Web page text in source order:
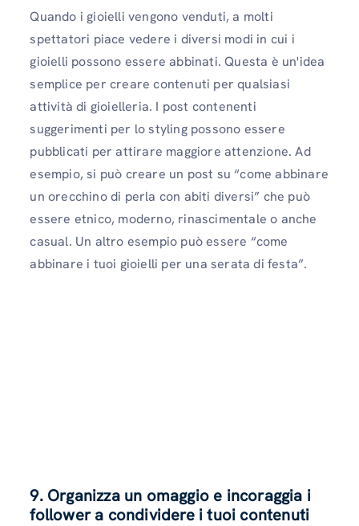
Quando i gioielli vengono venduti, a molti
spettatori piace vedere i diversi modi in cui i
gioielli possono essere abbinati. Questa è un'idea
semplice per creare contenuti per qualsiasi
attività di gioielleria. I post contenenti
suggerimenti per lo styling possono essere
pubblicati per attirare maggiore attenzione. Ad
esempio, si può creare un post su “come abbinare
un orecchino di perla con abiti diversi” che può
essere etnico, moderno, rinascimentale o anche
casual. Un altro esempio può essere “come
abbinare i tuoi gioielli per una serata di festa”.
9. Organizza un omaggio e incoraggia i
follower a condividere i tuoi contenuti